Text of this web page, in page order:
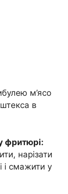
м’ясо
в
фритюрі:
нарізати
і смажити у